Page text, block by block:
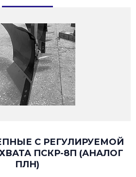
С РЕГУЛИРУЕМОЙ
ПСКР-8П (АНАЛОГ
ПЛН)